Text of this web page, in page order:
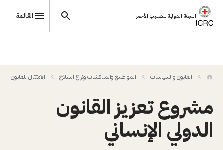
تجاوز إلى المحتوى الرئيسي
اللجنة الدولية للصليب الأحمر القائمة
القانون والسياسات المواضيع والمناقشات ونزع السلاح الامتثال للقانون
مشروع تعزيز القانون
الدولي الإنساني